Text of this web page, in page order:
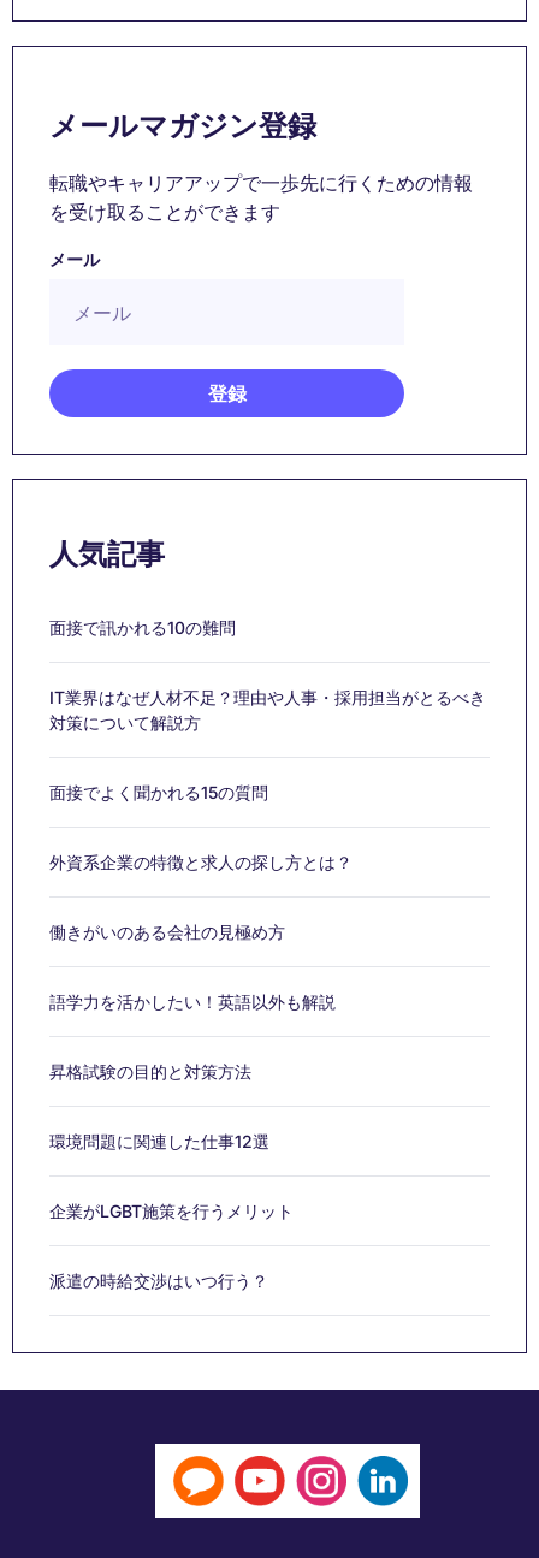
メールマガジン登録
転職やキャリアアップで一歩先に行くための情報
を受け取ることができます
メール
人気記事
面接で訊かれる10の難問
IT業界はなぜ人材不足？理由や人事・採用担当がとるべき
対策について解説方
面接でよく聞かれる15の質問
外資系企業の特徴と求人の探し方とは？
働きがいのある会社の見極め方
語学力を活かしたい！英語以外も解説
昇格試験の目的と対策方法
環境問題に関連した仕事12選
企業がLGBT施策を行うメリット
派遣の時給交渉はいつ行う？